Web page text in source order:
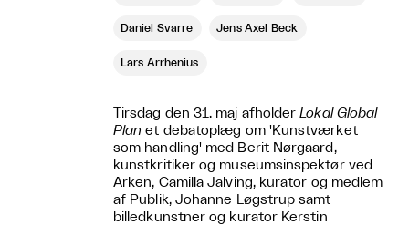
Daniel Svarre Jens Axel Beck
Lars Arrhenius
Tirsdag den 31. maj afholder Lokal Global
Plan et debatoplæg om 'Kunstværket
som handling' med Berit Nørgaard,
kunstkritiker og museumsinspektør ved
Arken, Camilla Jalving, kurator og medlem
af Publik, Johanne Løgstrup samt
billedkunstner og kurator Kerstin